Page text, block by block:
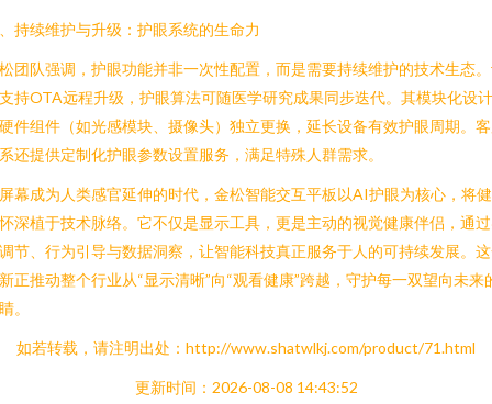
持续维护与升级：护眼系统的生命力
团队强调，护眼功能并非一次性配置，而是需要持续维护的技术生态
持OTA远程升级，护眼算法可随医学研究成果同步迭代。其模块化设
件组件（如光感模块、摄像头）独立更换，延长设备有效护眼周期。
还提供定制化护眼参数设置服务，满足特殊人群需求。
幕成为人类感官延伸的时代，金松智能交互平板以AI护眼为核心，将
深植于技术脉络。它不仅是显示工具，更是主动的视觉健康伴侣，通
节、行为引导与数据洞察，让智能科技真正服务于人的可持续发展。
正推动整个行业从“显示清晰”向“观看健康”跨越，守护每一双望向未来
。
如若转载，请注明出处：http://www.shatwlkj.com/product/71.html
更新时间：2026-08-08 14:43:52